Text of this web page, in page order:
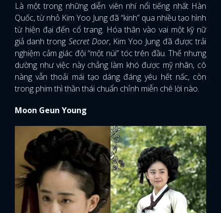
Là một trong những diễn viên nhí nổi tiếng nhất Hàn
Quốc, từ nhỏ Kim Yoo Jung đã “kinh” qua nhiều tạo hình
từ hiện đại đến cổ trang. Hóa thân vào vai một kỹ nữ
giả danh trong Secret Door, Kim Yoo Jung đã được trải
nghiệm cảm giác đội “một núi” tóc trên đầu. Thế nhưng
dường như việc này chẳng làm khó được mỹ nhân, cô
nàng vẫn thoải mái tạo dáng đáng yêu hết nấc, còn
trong phim thì thần thái chuẩn chỉnh miễn chê lời nào.
Moon Geun Young